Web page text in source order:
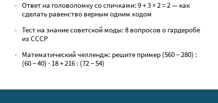
Ответ на головоломку со спичками: 9 + 3 × 2 = 2 — как
сделать равенство верным одним ходом
Тест на знание советской моды: 8 вопросов о гардеробе
из СССР
Математический челлендж: решите пример (560 − 280) :
(60 − 40) · 18 + 216 : (72 − 54)